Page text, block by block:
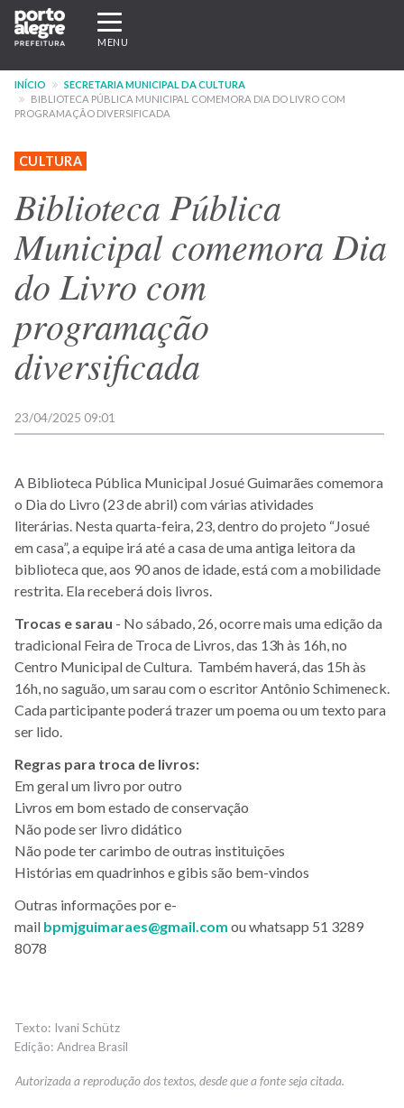
Pular
para
conteúdo
principal
Expandir/recolher
navegação
MENU
INÍCIO
SECRETARIA MUNICIPAL DA CULTURA
BIBLIOTECA PÚBLICA MUNICIPAL COMEMORA DIA DO LIVRO COM
PROGRAMAÇÃO DIVERSIFICADA
CULTURA
Biblioteca Pública
Municipal comemora Dia
do Livro com
programação
diversificada
23/04/2025 09:01
A Biblioteca Pública Municipal Josué Guimarães comemora
o Dia do Livro (23 de abril) com várias atividades
literárias. Nesta quarta-feira, 23, dentro do projeto “Josué
em casa”, a equipe irá até a casa de uma antiga leitora da
biblioteca que, aos 90 anos de idade, está com a mobilidade
restrita. Ela receberá dois livros.
Trocas e sarau - No sábado, 26, ocorre mais uma edição da
tradicional Feira de Troca de Livros, das 13h às 16h, no
Centro Municipal de Cultura. Também haverá, das 15h às
16h, no saguão, um sarau com o escritor Antônio Schimeneck
Cada participante poderá trazer um poema ou um texto para
ser lido.
Regras para troca de livros:
Em geral um livro por outro
Livros em bom estado de conservação
Não pode ser livro didático
Não pode ter carimbo de outras instituições
Histórias em quadrinhos e gibis são bem-vindos
Outras informações por e-
mail bpmjguimaraes@gmail.com ou whatsapp 51 3289
8078
Ivani Schütz
Andrea Brasil